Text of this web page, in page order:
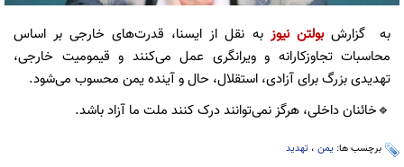
به گزارشبولتن نیوز به نقل از ایسنا، قدرت‌های خارجی بر اساس
محاسبات تجاوزکارانه و ویرانگری عمل می‌کنند و قیمومیت خارجی،
تهدیدی بزرگ برای آزادی، استقلال، حال و آینده یمن محسوب می‌شود.
🔹خائنان داخلی، هرگز نمی‌توانند درک کنند ملت ما آزاد باشد.
برچسب ها: یمن ، تهدید